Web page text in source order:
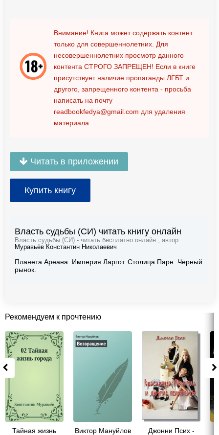
Внимание! Книга может содержать контент
только для совершеннолетних. Для
несовершеннолетних просмотр данного
контента СТРОГО ЗАПРЕЩЕН! Если в книге
присутствует наличие пропаганды ЛГБТ и
другого, запрещенного контента - просьба
написать на почту
readbookfedya@gmail.com для удаления
материала
Читать в приложении
Купить книгу
Власть судьбы (СИ) читать книгу онлайн
Власть судьбы (СИ) - читать бесплатно онлайн , автор
Муравьёв Константин Николаевич
Планета Ареана. Империя Ларгот. Столица Парн. Черный
рынок.
Рекомендуем к прочтению
Тайная жизнь
Виктор Мануйлов
Джонни Псих -